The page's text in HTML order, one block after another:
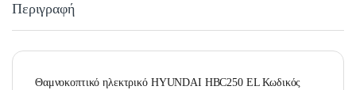
Περιγραφή
Θαμνοκοπτικό ηλεκτρικό HYUNDAI HBC250 EL Κωδικός